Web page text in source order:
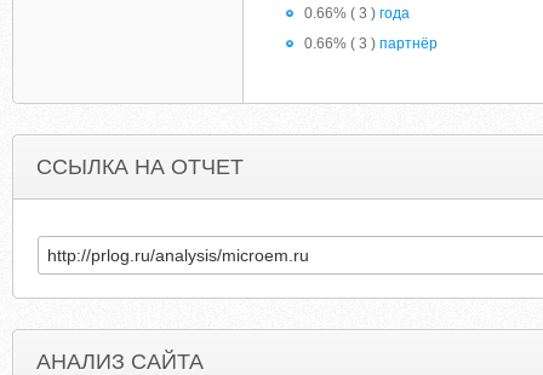
0.66% ( 3 ) года
0.66% ( 3 ) партнёр
ССЫЛКА НА ОТЧЕТ
АНАЛИЗ САЙТА